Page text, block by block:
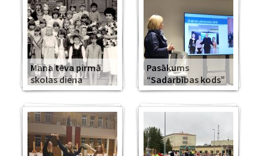
Mana tēva pirmā
skolas diena
Pasākums
“Sadarbības kods”